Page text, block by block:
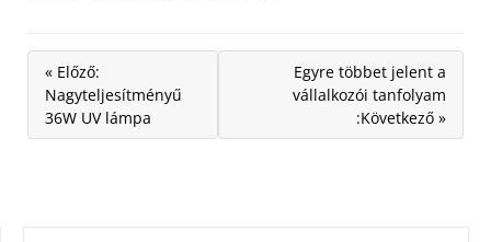
« Előző:
Nagyteljesítményű
36W UV lámpa
Egyre többet jelent a
vállalkozói tanfolyam
:Következő »